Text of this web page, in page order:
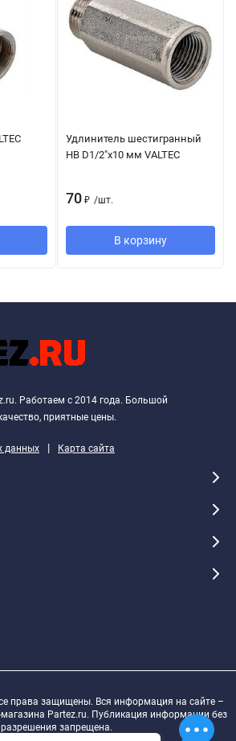
Удлинитель шестигранный
НВ D1/2"x10 мм VALTEC
70 ₽ /шт.
В корзину
Работаем с 2014 года. Большой
приятные цены.
данных | Карта сайта
права защищены. Вся информация на сайте –
магазина Partez.ru. Публикация информации без
разрешения запрещена.